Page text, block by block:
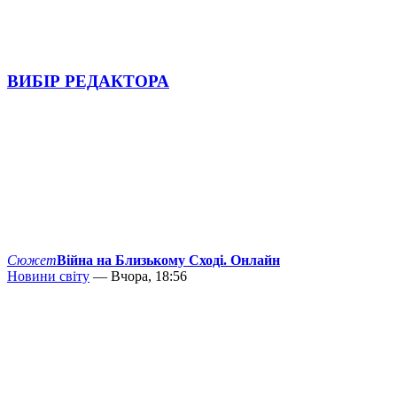
ВИБІР РЕДАКТОРА
СюжетВійна на Близькому Сході. Онлайн
Новини світу — Вчора, 18:56